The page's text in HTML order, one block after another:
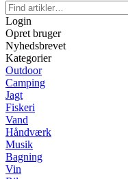
Login
Opret bruger
Nyhedsbrevet
Kategorier
Outdoor
Camping
Jagt
Fiskeri
Vand
Håndværk
Musik
Bagning
Vin